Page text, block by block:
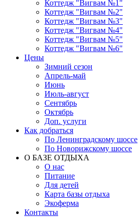
Коттедж "Вигвам №1"
Коттедж "Вигвам №2"
Коттедж "Вигвам №3"
Коттедж "Вигвам №4"
Коттедж "Вигвам №5"
Коттедж "Вигвам №6"
Цены
Зимний сезон
Апрель-май
Июнь
Июль-август
Сентябрь
Октябрь
Доп. услуги
Как добраться
По Ленинградскому шоссе
По Новорижскому шоссе
О БАЗЕ ОТДЫХА
О нас
Питание
Для детей
Карта базы отдыха
Экоферма
Контакты